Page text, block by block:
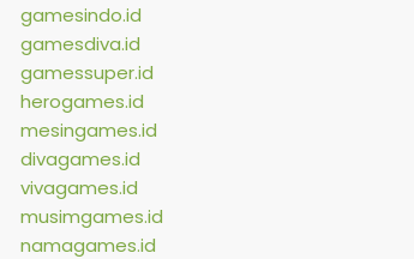
gamesindo.id
gamesdiva.id
gamessuper.id
herogames.id
mesingames.id
divagames.id
vivagames.id
musimgames.id
namagames.id